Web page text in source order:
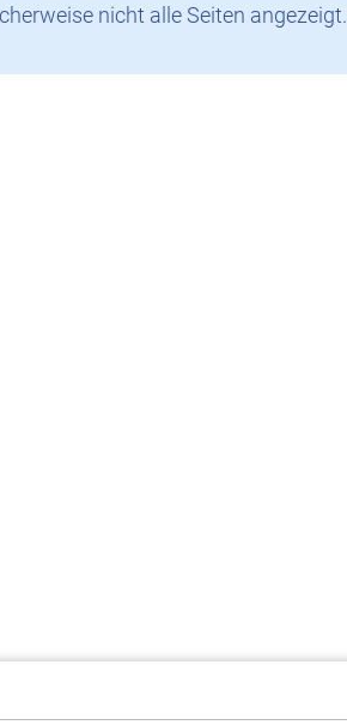
nicht alle Seiten angezeigt.